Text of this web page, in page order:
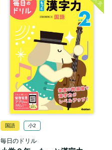
国語 小2
毎日のドリル